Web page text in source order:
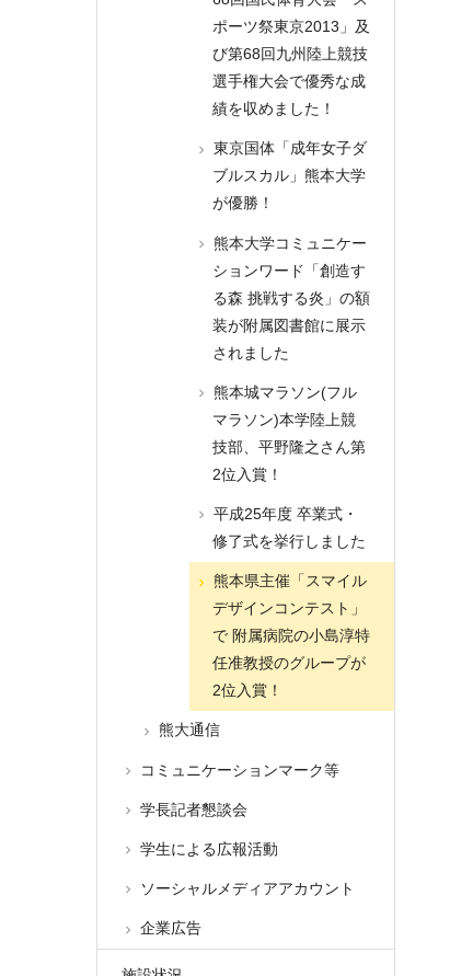
ポーツ祭東京2013」及
び第68回九州陸上競技
選手権大会で優秀な成
績を収めました！
東京国体「成年女子ダ
ブルスカル」熊本大学
が優勝！
熊本大学コミュニケー
ションワード「創造す
る森 挑戦する炎」の額
装が附属図書館に展示
されました
熊本城マラソン(フル
マラソン)本学陸上競
技部、平野隆之さん第
2位入賞！
平成25年度 卒業式・
修了式を挙行しました
熊本県主催「スマイル
デザインコンテスト」
で 附属病院の小島淳特
任准教授のグループが
2位入賞！
熊大通信
コミュニケーションマーク等
学長記者懇談会
学生による広報活動
ソーシャルメディアアカウント
企業広告